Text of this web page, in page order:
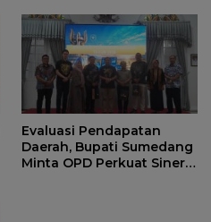
Evaluasi Pendapatan
Daerah, Bupati Sumedang
Minta OPD Perkuat Sinergi